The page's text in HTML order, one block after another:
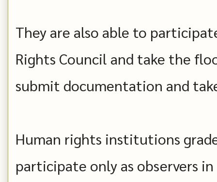
They are also able to
Rights Council and take the
submit documentation and
Human rights institutions
participate only as observers